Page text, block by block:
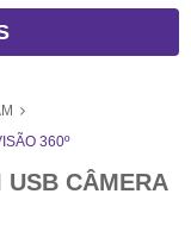
360º
USB CÂMERA